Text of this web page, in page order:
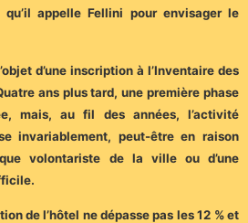
appelle Fellini pour envisager le
d’une inscription à l’Inventaire des
ans plus tard, une première phase
mais, au fil des années, l’activité
invariablement, peut-être en raison
volontariste de la ville ou d’une
de l’hôtel ne dépasse pas les 12 % et